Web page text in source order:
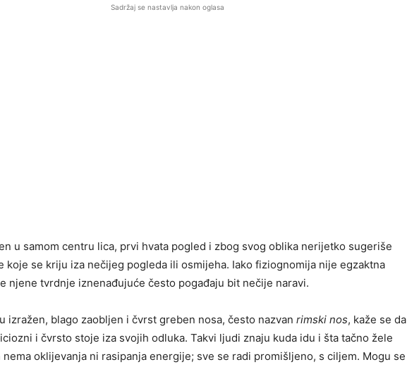
Sadržaj se nastavlja nakon oglasa
u samom centru lica, prvi hvata pogled i zbog svog oblika nerijetko sugeriše
koje se kriju iza nečijeg pogleda ili osmijeha. Iako fiziognomija nije egzaktna
njene tvrdnje iznenađujuće često pogađaju bit nečije naravi.
izražen, blago zaobljen i čvrst greben nosa, često nazvan rimski nos, kaže se da
i čvrsto stoje iza svojih odluka. Takvi ljudi znaju kuda idu i šta tačno žele
nema oklijevanja ni rasipanja energije; sve se radi promišljeno, s ciljem. Mogu se